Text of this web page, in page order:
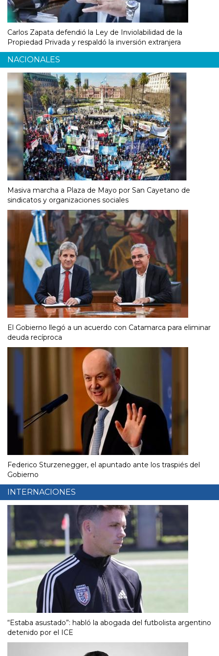
Carlos Zapata defendió la Ley de Inviolabilidad de la
Propiedad Privada y respaldó la inversión extranjera
NACIONALES
Masiva marcha a Plaza de Mayo por San Cayetano de
sindicatos y organizaciones sociales
El Gobierno llegó a un acuerdo con Catamarca para eliminar
deuda recíproca
Federico Sturzenegger, el apuntado ante los traspiés del
Gobierno
INTERNACIONES
“Estaba asustado”: habló la abogada del futbolista argentino
detenido por el ICE